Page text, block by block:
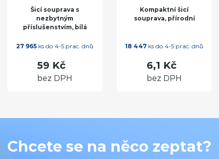
Šicí souprava s
nezbytným
příslušenstvím, bílá
27 965 ks do 4-5 prac. dnů
59 Kč
bez DPH
Kompaktní šicí
souprava, přírodní
18 447 ks do 4-5 prac. dnů
6,1 Kč
bez DPH
Chcete se na něco zeptat?